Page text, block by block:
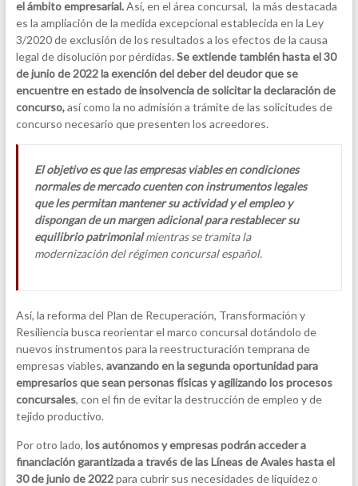
el ámbito empresarial.Así, en el área concursal, la más destacada
es la ampliación de la medida excepcional establecida en la Ley
3/2020 de exclusión de los resultados a los efectos de la causa
legal de disolución por pérdidas. Se extiende también hasta el 30
de junio de 2022 la exención del deber del deudor que se
encuentre en estado de insolvencia de solicitar la declaración de
concurso,así como la no admisión a trámite de las solicitudes de
concurso necesario que presenten los acreedores.
El objetivo es que las empresas viables en condiciones
normales de mercado cuenten con instrumentos legales
que les permitan mantener su actividad y el empleo y
dispongan de un margen adicional para restablecer su
equilibrio patrimonialmientras se tramita la
modernización del régimen concursal español.
Así, la reforma del Plan de Recuperación, Transformación y
Resiliencia busca reorientar el marco concursal dotándolo de
nuevos instrumentos para la reestructuración temprana de
empresas viables, avanzando en la segunda oportunidad para
empresarios que sean personas físicas y agilizando los procesos
concursales, con el fin de evitar la destrucción de empleo y de
tejido productivo.
Por otro lado, los autónomos y empresas podrán acceder a
financiación garantizada a través de las Líneas de Avales hasta el
30 de junio de 2022para cubrir sus necesidades de liquidez o